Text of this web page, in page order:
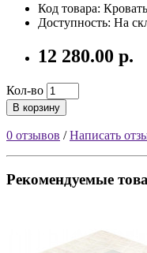
Код товара:
Доступность: На
12 280.00 р.
Кол-во
В корзину
0 отзывов /Написать
Рекомендуемые